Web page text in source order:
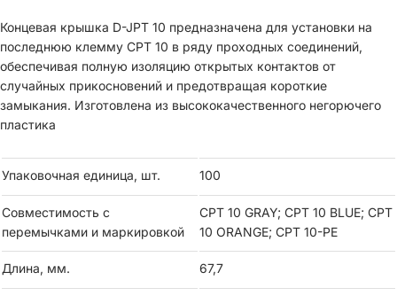
Концевая крышка D-JPT 10 предназначена для установки на
последнюю клемму CPT 10 в ряду проходных соединений,
обеспечивая полную изоляцию открытых контактов от
случайных прикосновений и предотвращая короткие
замыкания. Изготовлена из высококачественного негорючего
пластика
Упаковочная единица, шт. 100
Совместимость с
перемычками и маркировкой
CPT 10 GRAY; CPT 10 BLUE; CPT
10 ORANGE; CPT 10-PE
Длина, мм. 67,7